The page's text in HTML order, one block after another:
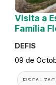
Visita a
Família
DEFIS
09 de